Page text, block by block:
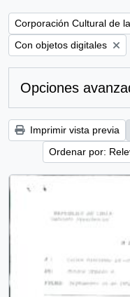
Remove filter:
Corporación Cultural de
Remove filter:
Con objetos digitales
Opciones
Imprimir vista previa
Ordenar por: